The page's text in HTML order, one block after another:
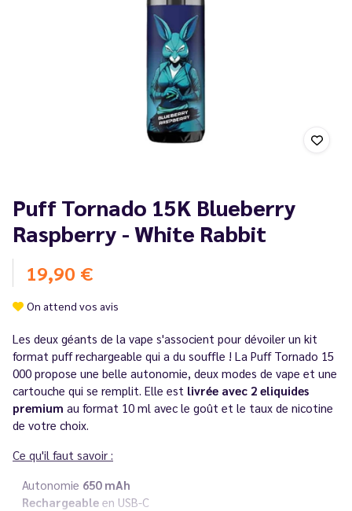
Puff Tornado 15K Blueberry
Raspberry - White Rabbit
19,90 €
On attend vos avis
Les deux géants de la vape s'associent pour dévoiler un kit
format puff rechargeable qui a du souffle ! La Puff Tornado 15
000 propose une belle autonomie, deux modes de vape et une
cartouche qui se remplit. Elle est livrée avec 2 eliquides
premium au format 10 ml avec le goût et le taux de nicotine
de votre choix.
Ce qu'il faut savoir :
Autonomie 650 mAh
Rechargeable en USB-C